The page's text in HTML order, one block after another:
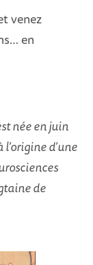
venez
en
née en juin
d’une
de